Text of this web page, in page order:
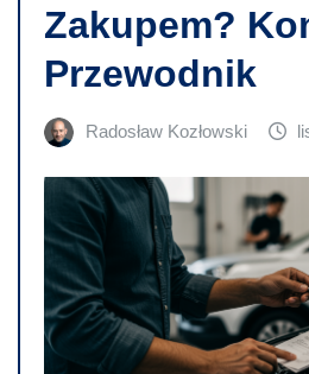
Zakupem?
Przewodnik
Radosław Kozłowski